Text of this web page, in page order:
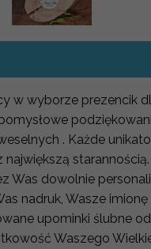
w wyborze prezencik
. Każde
Was dowolnie
nadruk, Wasze
upominki ślubne
Waszego